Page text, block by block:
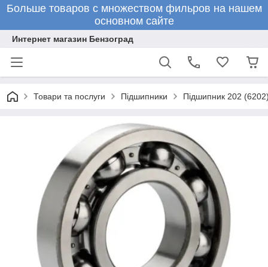
Больше товаров с множеством фильров на нашем
основном сайте
Интернет магазин Бензоград
Товари та послуги Підшипники Підшипник 202